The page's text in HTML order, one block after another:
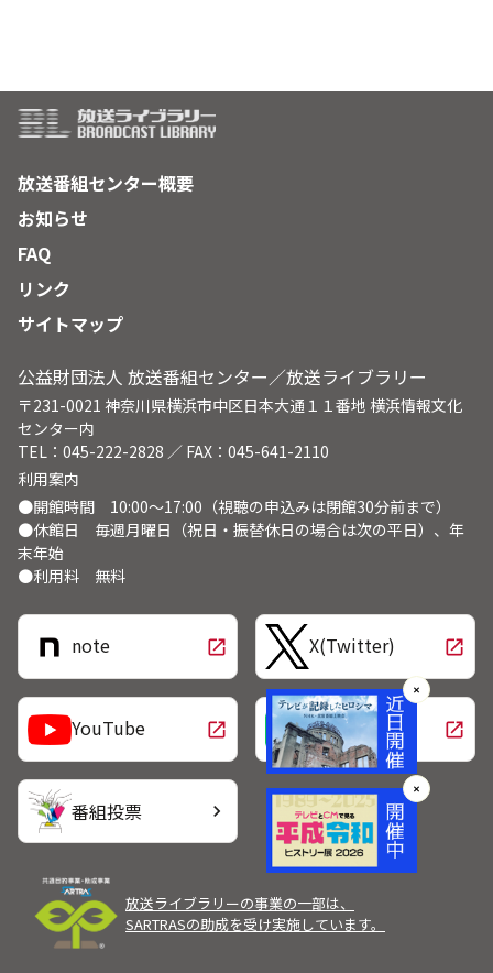
放送番組センター概要
お知らせ
FAQ
リンク
サイトマップ
公益財団法人 放送番組センター／放送ライブラリー
〒231-0021 神奈川県横浜市中区日本大通１１番地 横浜情報文化
センター内
TEL：045-222-2828 ／ FAX：045-641-2110
利用案内
●開館時間 10:00～17:00（視聴の申込みは閉館30分前まで）
●休館日 毎週月曜日（祝日・振替休日の場合は次の平日）、年
末年始
●利用料 無料
note open_in_new X(Twitter) open_in_new
YouTube open_in_new LINE open_in_new
番組投票 chevron_right
放送ライブラリーの事業の一部は、
SARTRASの助成を受け実施しています。
✕
✕